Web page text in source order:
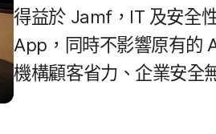
得益於Jamf， IT 及​安全
App ，​同時​不​影響​原有​的
機構​顧客​省力、​企業​安全​